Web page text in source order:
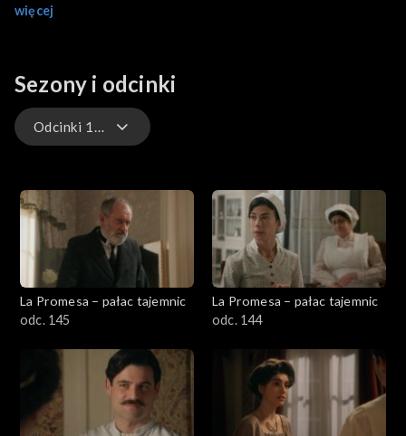
Janą. Upokorzona faktem, że mąż zdradzał ją z pokojówką,
księciem. Lokaj Mauro wyznaje miłość panience Leonor.
Niestety, kocha również swoją narzeczoną Teresę. Chora
kucharka Simona traci przytomność, a lekarz wciąż nie
przyjeżdża. Służąca Jana twierdzi, że zna kurację, która może jej
więcej
Sezony i odcinki
Odcinki 1-145
Odcinki 295-338
Odcinki 146-294
Odcinki 1-145
La Promesa – pałac tajemnic
odc. 145
La Promesa – pałac tajemnic
odc. 144